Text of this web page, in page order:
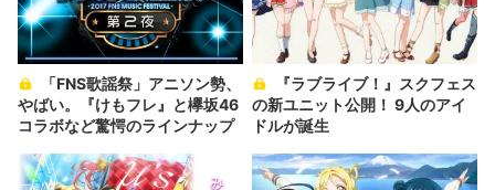
やばい。『けもフレ』と欅坂46
コラボなど驚愕のラインナップ
の新ユニット公開！ 9人のアイ
ドルが誕生